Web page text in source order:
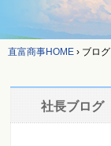
直富商事HOME › ブログ
社長ブログ